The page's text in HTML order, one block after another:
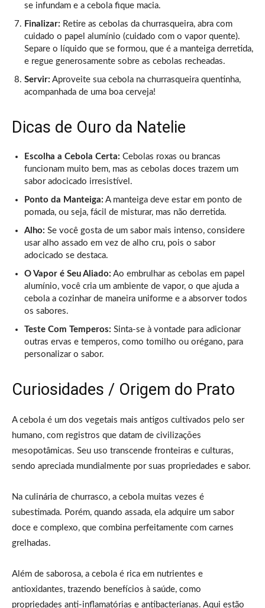
se infundam e a cebola fique macia.
Finalizar: Retire as cebolas da churrasqueira, abra com
cuidado o papel alumínio (cuidado com o vapor quente).
Separe o líquido que se formou, que é a manteiga derretida,
e regue generosamente sobre as cebolas recheadas.
Servir: Aproveite sua cebola na churrasqueira quentinha,
acompanhada de uma boa cerveja!
Dicas de Ouro da Natelie
Escolha a Cebola Certa: Cebolas roxas ou brancas
funcionam muito bem, mas as cebolas doces trazem um
sabor adocicado irresistível.
Ponto da Manteiga: A manteiga deve estar em ponto de
pomada, ou seja, fácil de misturar, mas não derretida.
Alho: Se você gosta de um sabor mais intenso, considere
usar alho assado em vez de alho cru, pois o sabor
adocicado se destaca.
O Vapor é Seu Aliado: Ao embrulhar as cebolas em papel
alumínio, você cria um ambiente de vapor, o que ajuda a
cebola a cozinhar de maneira uniforme e a absorver todos
os sabores.
Teste Com Temperos: Sinta-se à vontade para adicionar
outras ervas e temperos, como tomilho ou orégano, para
personalizar o sabor.
Curiosidades / Origem do Prato
A cebola é um dos vegetais mais antigos cultivados pelo ser
humano, com registros que datam de civilizações
mesopotâmicas. Seu uso transcende fronteiras e culturas,
sendo apreciada mundialmente por suas propriedades e sabor.
Na culinária de churrasco, a cebola muitas vezes é
subestimada. Porém, quando assada, ela adquire um sabor
doce e complexo, que combina perfeitamente com carnes
grelhadas.
Além de saborosa, a cebola é rica em nutrientes e
antioxidantes, trazendo benefícios à saúde, como
propriedades anti-inflamatórias e antibacterianas. Aqui estão